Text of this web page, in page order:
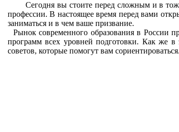
Сегодня вы стоите перед сложным и в тоже
профессии. В настоящее время перед вами
заниматься и в чем ваше призвание.
Рынок современного образования в России
программ всех уровней подготовки. Как же в
советов, которые помогут вам сориентироваться.